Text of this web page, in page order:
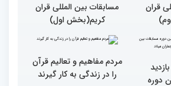
روز
دوم)
گزارش تصویری سومین روز
رقابت بخش بانوان چهلمین
دوره مسابقات بین المللی
قرآن کریم (بخش اول)